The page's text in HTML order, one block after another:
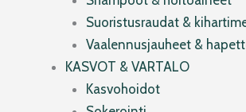
Suoristusraudat &
Vaalennusjauheet &
KASVOT & VARTALO
Kasvohoidot